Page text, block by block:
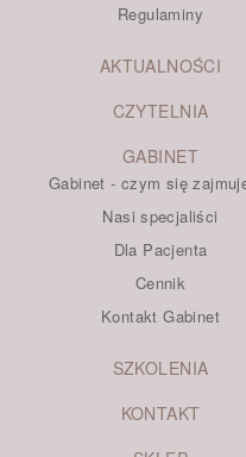
Regulaminy
AKTUALNOŚCI
CZYTELNIA
GABINET
Gabinet - czym się
Nasi specjaliści
Dla Pacjenta
Cennik
Kontakt Gabinet
SZKOLENIA
KONTAKT